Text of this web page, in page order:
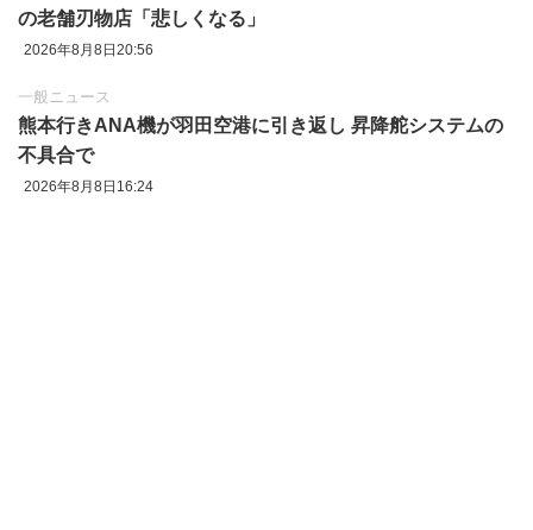
の老舗刃物店「悲しくなる」
2026年8月8日20:56
一般ニュース
熊本行きANA機が羽田空港に引き返し 昇降舵システムの
不具合で
2026年8月8日16:24